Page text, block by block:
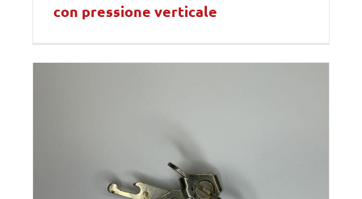
con pressione verticale